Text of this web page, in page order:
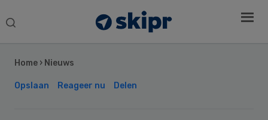
Search
Home › Nieuws
Opslaan Reageer nu Delen
Sidebar